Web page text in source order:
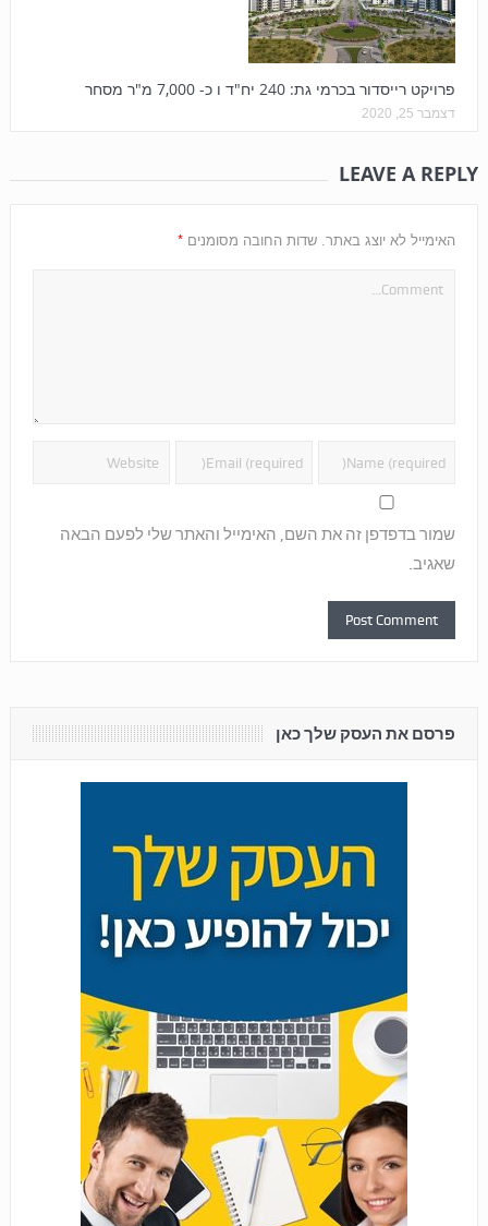
פרויקט רייסדור בכרמי גת: 240 יח"ד ו כ- 7,000 מ"ר מסחר
דצמבר 25, 2020
LEAVE A REPLY
האימייל לא יוצג באתר. שדות החובה מסומנים *
שמור בדפדפן זה את השם, האימייל והאתר שלי לפעם הבאה
שאגיב.
פרסם את העסק שלך כאן